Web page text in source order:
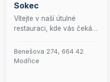
Sokec
Vítejte v naší útulné
restauraci, kde vás čeká
jídel a osvěžujících
nápojů. Přijďte si užít
Benešova 274, 664 42
Modřice